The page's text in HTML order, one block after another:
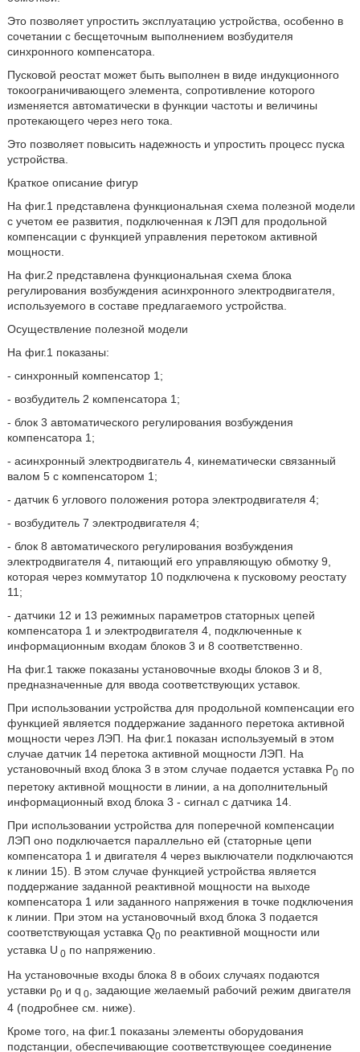
Это позволяет упростить эксплуатацию устройства, особенно в
сочетании с бесщеточным выполнением возбудителя
синхронного компенсатора.
Пусковой реостат может быть выполнен в виде индукционного
токоограничивающего элемента, сопротивление которого
изменяется автоматически в функции частоты и величины
протекающего через него тока.
Это позволяет повысить надежность и упростить процесс пуска
устройства.
Краткое описание фигур
На фиг.1 представлена функциональная схема полезной модели
с учетом ее развития, подключенная к ЛЭП для продольной
компенсации с функцией управления перетоком активной
мощности.
На фиг.2 представлена функциональная схема блока
регулирования возбуждения асинхронного электродвигателя,
используемого в составе предлагаемого устройства.
Осуществление полезной модели
На фиг.1 показаны:
- синхронный компенсатор 1;
- возбудитель 2 компенсатора 1;
- блок 3 автоматического регулирования возбуждения
компенсатора 1;
- асинхронный электродвигатель 4, кинематически связанный
валом 5 с компенсатором 1;
- датчик 6 углового положения ротора электродвигателя 4;
- возбудитель 7 электродвигателя 4;
- блок 8 автоматического регулирования возбуждения
электродвигателя 4, питающий его управляющую обмотку 9,
которая через коммутатор 10 подключена к пусковому реостату
11;
- датчики 12 и 13 режимных параметров статорных цепей
компенсатора 1 и электродвигателя 4, подключенные к
информационным входам блоков 3 и 8 соответственно.
На фиг.1 также показаны установочные входы блоков 3 и 8,
предназначенные для ввода соответствующих уставок.
При использовании устройства для продольной компенсации его
функцией является поддержание заданного перетока активной
мощности через ЛЭП. На фиг.1 показан используемый в этом
случае датчик 14 перетока активной мощности ЛЭП. На
установочный вход блока 3 в этом случае подается уставка Р0по
перетоку активной мощности в линии, а на дополнительный
информационный вход блока 3 - сигнал с датчика 14.
При использовании устройства для поперечной компенсации
ЛЭП оно подключается параллельно ей (статорные цепи
компенсатора 1 и двигателя 4 через выключатели подключаются
к линии 15). В этом случае функцией устройства является
поддержание заданной реактивной мощности на выходе
компенсатора 1 или заданного напряжения в точке подключения
к линии. При этом на установочный вход блока 3 подается
соответствующая уставка Q0по реактивной мощности или
уставка U 0по напряжению.
На установочные входы блока 8 в обоих случаях подаются
уставки р0и q 0, задающие желаемый рабочий режим двигателя
4 (подробнее см. ниже).
Кроме того, на фиг.1 показаны элементы оборудования
подстанции, обеспечивающие соответствующее соединение